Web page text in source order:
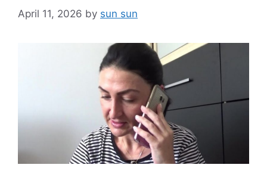
April 11, 2026 by sun sun